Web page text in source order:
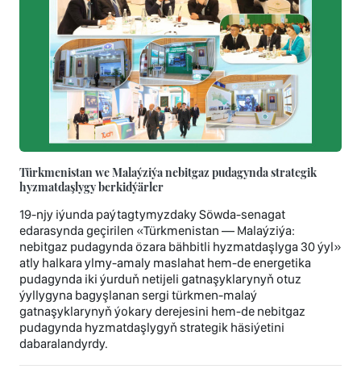
Türkmenistan we Malaýziýa nebitgaz pudagynda strategik
hyzmatdaşlygy berkidýärler
19-njy iýunda paýtagtymyzdaky Söwda-senagat
edarasynda geçirilen «Türkmenistan — Malaýziýa:
nebitgaz pudagynda özara bähbitli hyzmatdaşlyga 30 ýyl»
atly halkara ylmy-amaly maslahat hem-de energetika
pudagynda iki ýurduň netijeli gatnaşyklarynyň otuz
ýyllygyna bagyşlanan sergi türkmen-malaý
gatnaşyklarynyň ýokary derejesini hem-de nebitgaz
pudagynda hyzmatdaşlygyň strategik häsiýetini
dabaralandyrdy.